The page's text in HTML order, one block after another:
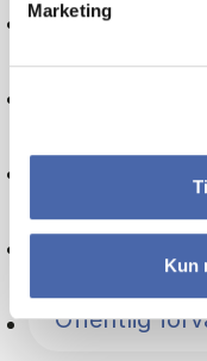
Marketing
Kun
Sociologi
Offentlig